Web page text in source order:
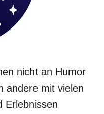
nicht an Humor
andere mit vielen
Erlebnissen